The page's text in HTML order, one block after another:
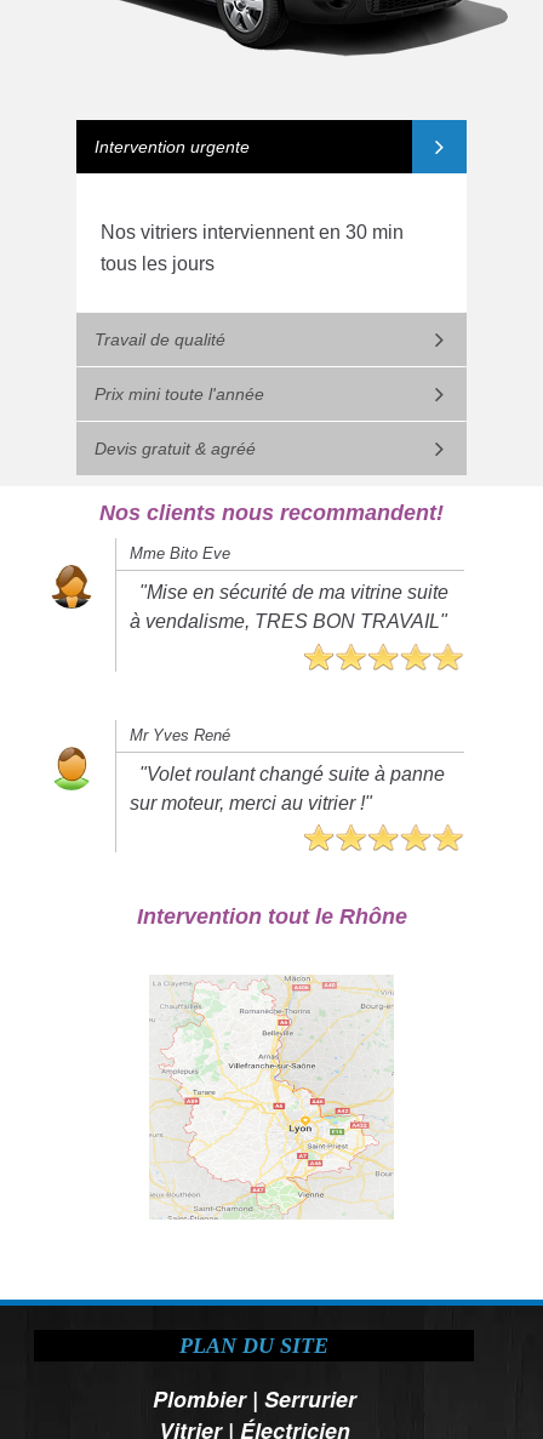
Intervention urgente
Nos vitriers interviennent en 30 min
tous les jours
Travail de qualité
Prix mini toute l'année
Devis gratuit & agréé
Nos clients nous recommandent!
Mme Bito Eve
"Mise en sécurité de ma vitrine suite
à vendalisme, TRES BON TRAVAIL"
Mr Yves René
"Volet roulant changé suite à panne
sur moteur, merci au vitrier !"
Intervention tout le Rhône
PLAN DU SITE
Plombier| Serrurier
Vitrier| Électricien